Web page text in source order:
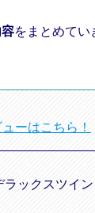
をまとめてい
ーはこちら！
ックスツイ